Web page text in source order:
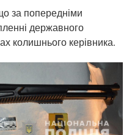
за попередніми
державного
колишнього керівника.